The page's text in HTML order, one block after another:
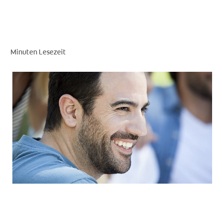
COLGATE® MARKENSHOP
AT (DE)
Minuten Lesezeit